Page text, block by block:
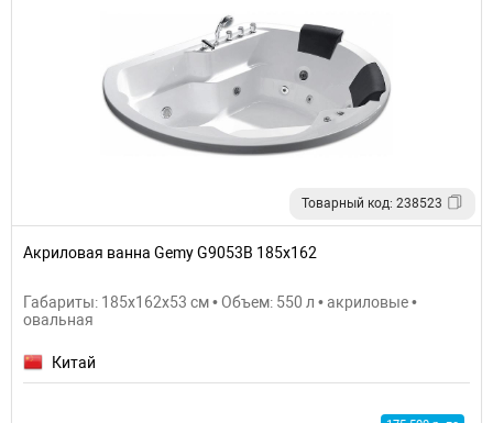
Товарный код: 238523
Акриловая ванна Gemy G9053B 185х162
Габариты: 185x162x53 см • Объем: 550 л • акриловые •
овальная
Китай